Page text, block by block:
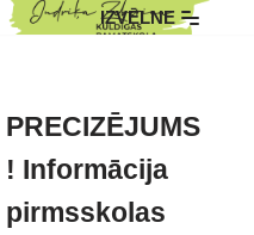
IZVĒLNE
PRECIZĒJUMS
! Informācija
pirmsskolas